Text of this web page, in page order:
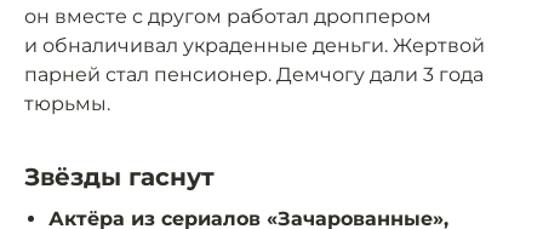
он вместе с другом работал дроппером
и обналичивал украденные деньги. Жертвой
парней стал пенсионер. Демчогу дали 3 года
тюрьмы.
Звёзды гаснут
Актёра из сериалов «Зачарованные»,